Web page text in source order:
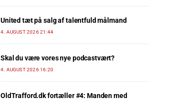
United tæt på salg af talentfuld målmand
4. AUGUST 2026 21:44
Skal du være vores nye podcastvært?
4. AUGUST 2026 16:20
OldTrafford.dk fortæller #4: Manden med